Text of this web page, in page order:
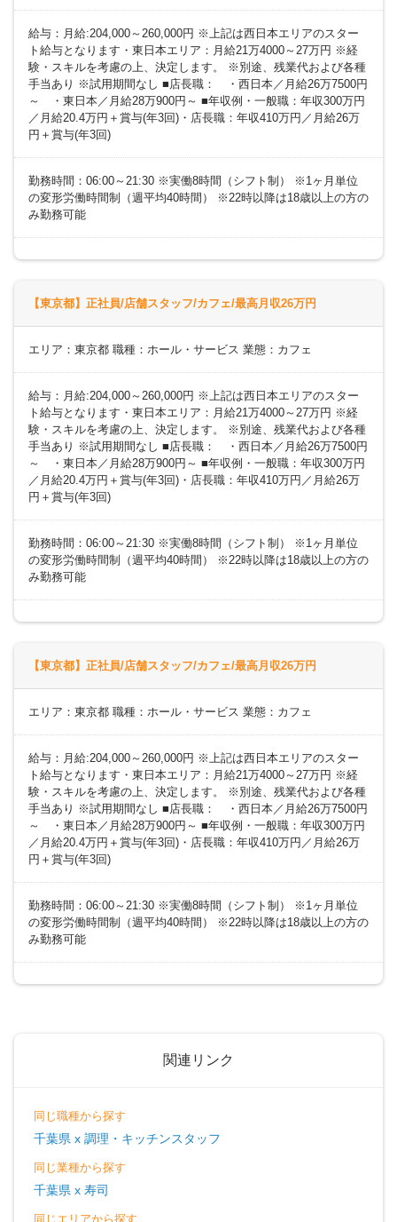
給与：月給:204,000～260,000円 ※上記は西日本エリアのスター
ト給与となります・東日本エリア：月給21万4000～27万円 ※経
験・スキルを考慮の上、決定します。 ※別途、残業代および各種
手当あり ※試用期間なし ■店長職： ・西日本／月給26万7500円
～ ・東日本／月給28万900円～ ■年収例・一般職：年収300万円
／月給20.4万円＋賞与(年3回)・店長職：年収410万円／月給26万
円＋賞与(年3回)
勤務時間：06:00～21:30 ※実働8時間（シフト制） ※1ヶ月単位
の変形労働時間制（週平均40時間） ※22時以降は18歳以上の方の
み勤務可能
【東京都】正社員/店舗スタッフ/カフェ/最高月収26万円
エリア：東京都 職種：ホール・サービス 業態：カフェ
給与：月給:204,000～260,000円 ※上記は西日本エリアのスター
ト給与となります・東日本エリア：月給21万4000～27万円 ※経
験・スキルを考慮の上、決定します。 ※別途、残業代および各種
手当あり ※試用期間なし ■店長職： ・西日本／月給26万7500円
～ ・東日本／月給28万900円～ ■年収例・一般職：年収300万円
／月給20.4万円＋賞与(年3回)・店長職：年収410万円／月給26万
円＋賞与(年3回)
勤務時間：06:00～21:30 ※実働8時間（シフト制） ※1ヶ月単位
の変形労働時間制（週平均40時間） ※22時以降は18歳以上の方の
み勤務可能
【東京都】正社員/店舗スタッフ/カフェ/最高月収26万円
エリア：東京都 職種：ホール・サービス 業態：カフェ
給与：月給:204,000～260,000円 ※上記は西日本エリアのスター
ト給与となります・東日本エリア：月給21万4000～27万円 ※経
験・スキルを考慮の上、決定します。 ※別途、残業代および各種
手当あり ※試用期間なし ■店長職： ・西日本／月給26万7500円
～ ・東日本／月給28万900円～ ■年収例・一般職：年収300万円
／月給20.4万円＋賞与(年3回)・店長職：年収410万円／月給26万
円＋賞与(年3回)
勤務時間：06:00～21:30 ※実働8時間（シフト制） ※1ヶ月単位
の変形労働時間制（週平均40時間） ※22時以降は18歳以上の方の
み勤務可能
関連リンク
同じ職種から探す
千葉県 x 調理・キッチンスタッフ
同じ業種から探す
千葉県 x 寿司
同じエリアから探す